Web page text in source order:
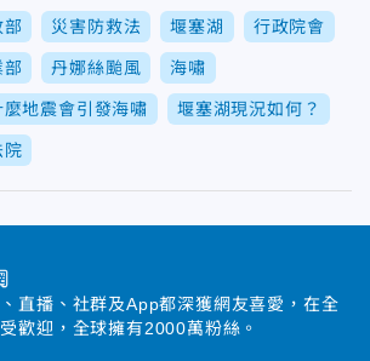
部 災害防救法 堰塞湖 行政院會
部 丹娜絲颱風 海嘯
麼地震會引發海嘯 堰塞湖現況如何？
院
直播、社群及App都深獲網友喜愛，在全
歡迎，全球擁有2000萬粉絲。